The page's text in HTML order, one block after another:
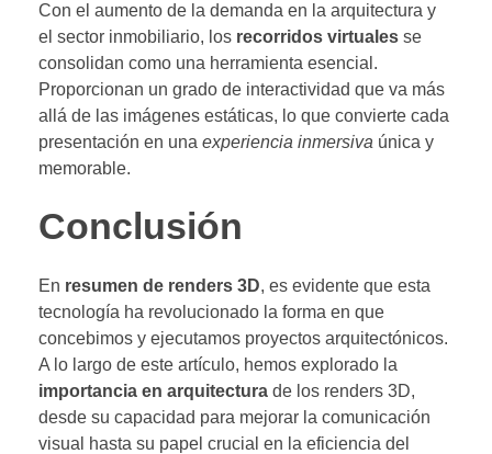
Con el aumento de la demanda en la arquitectura y
el sector inmobiliario, los recorridos virtuales se
consolidan como una herramienta esencial.
Proporcionan un grado de interactividad que va más
allá de las imágenes estáticas, lo que convierte cada
presentación en una experiencia inmersiva única y
memorable.
Conclusión
En resumen de renders 3D, es evidente que esta
tecnología ha revolucionado la forma en que
concebimos y ejecutamos proyectos arquitectónicos.
A lo largo de este artículo, hemos explorado la
importancia en arquitectura de los renders 3D,
desde su capacidad para mejorar la comunicación
visual hasta su papel crucial en la eficiencia del